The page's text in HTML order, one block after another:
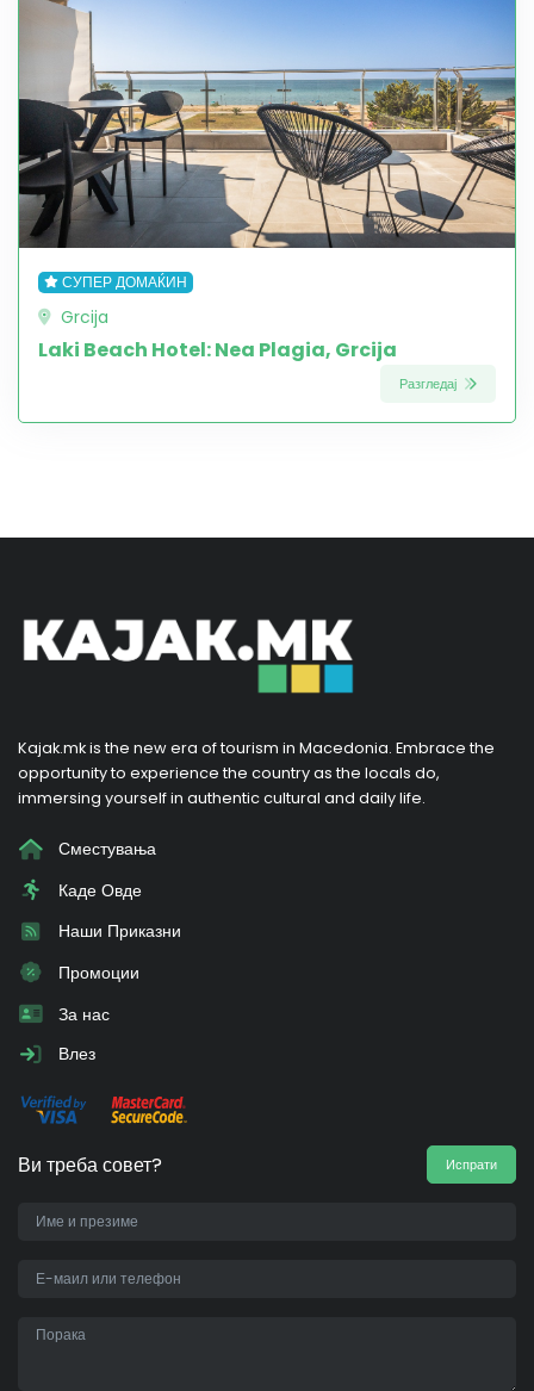
СУПЕР ДОМАЌИН
Grcija
Laki Beach Hotel: Nea Plagia, Grcija
Разгледај
Kajak.mk is the new era of tourism in Macedonia. Embrace the
opportunity to experience the country as the locals do,
immersing yourself in authentic cultural and daily life.
Сместувања
Каде Овде
Наши Приказни
Промоции
За нас
Влез
Ви треба совет? Испрати